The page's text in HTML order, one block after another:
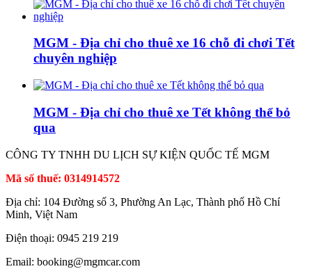
MGM - Địa chỉ cho thuê xe 16 chỗ đi chơi Tết
chuyên nghiệp
MGM - Địa chỉ cho thuê xe Tết không thể bỏ
qua
CÔNG TY TNHH DU LỊCH SỰ KIỆN QUỐC TẾ MGM
Mã số thuế: 0314914572
Địa chỉ: 104 Đường số 3, Phường An Lạc, Thành phố Hồ Chí
Minh, Việt Nam
Điện thoại: 0945 219 219
Email: booking@mgmcar.com